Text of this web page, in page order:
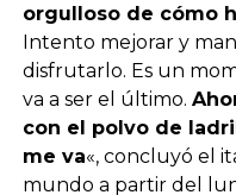
orgulloso de cómo
Intento mejorar y
disfrutarlo. Es un
va a ser el último.
con el polvo de
me va«, concluyó el
mundo a partir del